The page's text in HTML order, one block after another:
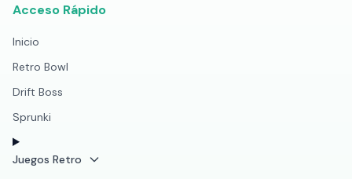
Acceso Rápido
Inicio
Retro Bowl
Drift Boss
Sprunki
Juegos Retro